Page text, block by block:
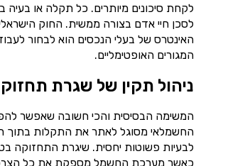
לקחת סיכונים מיותרים. כל תקלה או
לסכן חיי אדם בצורה ממשית. החוק
האינטרס של בעלי הנכסים הוא לבחור
המגורים האופטימליים.
ניהול תקין של שגרת
המשימה הבסיסית והכי חשובה שאפשר
החשמלאי מסוגל לאתר את התקלות בתוך
לבעיות פשוטות יחסית. שיגרת התחזוקה
כאשר מערכת החשמל מספקת את כל